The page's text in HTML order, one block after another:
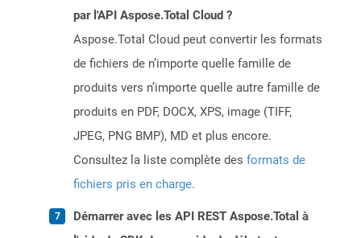
par l'API Aspose.Total Cloud ?
Aspose.Total Cloud peut convertir les formats
de fichiers de n’importe quelle famille de
produits vers n’importe quelle autre famille de
produits en PDF, DOCX, XPS, image (TIFF,
JPEG, PNG BMP), MD et plus encore.
Consultez la liste complète des formats de
fichiers pris en charge.
Démarrer avec les API REST Aspose.Total à